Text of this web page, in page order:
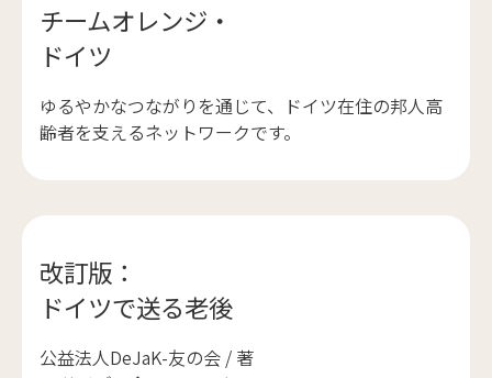
チームオレンジ・
ドイツ
ゆるやかなつながりを通じて、ドイツ在住の邦人高
齢者を支えるネットワークです。
改訂版：
ドイツで送る老後
公益法人DeJaK-友の会 / 著